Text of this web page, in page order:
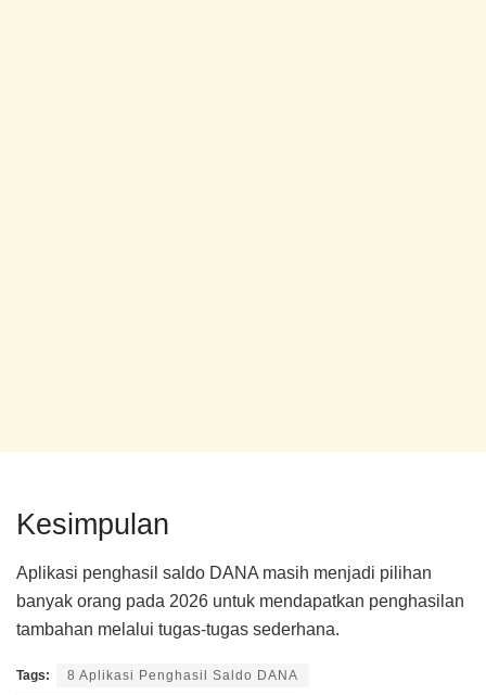
Kesimpulan
Aplikasi penghasil saldo DANA masih menjadi pilihan
banyak orang pada 2026 untuk mendapatkan penghasilan
tambahan melalui tugas-tugas sederhana.
Tags: 8 Aplikasi Penghasil Saldo DANA